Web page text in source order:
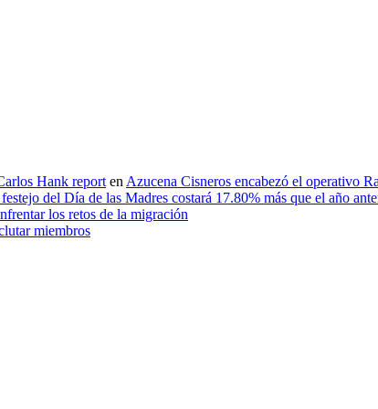
Hank report en Azucena Cisneros encabezó el operativo
del Día de las Madres costará 17.80% más que el año
los retos de la migración
miembros